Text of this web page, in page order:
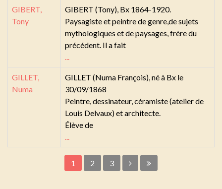
GIBERT,
Tony
GIBERT (Tony), Bx 1864-1920.
Paysagiste et peintre de genre,de sujets
mythologiques et de paysages, frère du
précédent. Il a fait
GILLET,
Numa
GILLET (Numa François), né à Bx le
30/09/1868
Peintre, dessinateur, céramiste (atelier de
Louis Delvaux) et architecte.
Élève de
1 2 3